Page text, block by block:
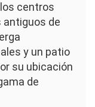
centros
de
y un patio
su ubicación
de